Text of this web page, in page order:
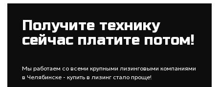
Получите технику
сейчас платите потом!
Мы работаем со всеми крупными лизинговыми компаниями
в Челябинске - купить в лизинг стало проще!